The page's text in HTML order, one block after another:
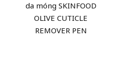
da móng SKINFOOD
OLIVE CUTICLE
REMOVER PEN